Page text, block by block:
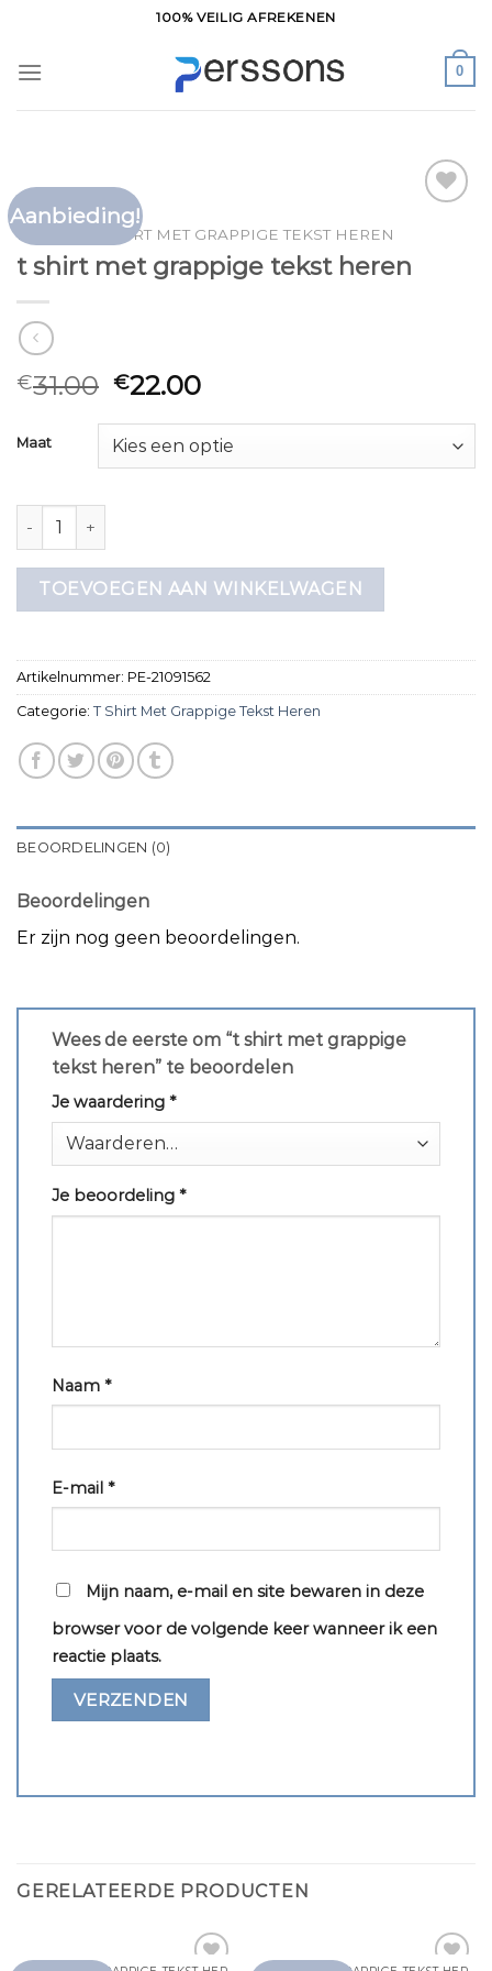
inhoud
100% VEILIG AFREKENEN
0
Aanbieding!
verlanglijst
HOME T SHIRT MET GRAPPIGE TEKST HEREN
t shirt met grappige tekst heren
€31.00 €22.00
Maat
t shirt met grappige tekst heren aantal
TOEVOEGEN AAN WINKELWAGEN
Artikelnummer: PE-21091562
Categorie: T Shirt Met Grappige Tekst Heren
BEOORDELINGEN (0)
Beoordelingen
Er zijn nog geen beoordelingen.
Wees de eerste om “t shirt met grappige
tekst heren” te beoordelen
Je waardering *
Je beoordeling *
Naam *
E-mail *
Mijn naam, e-mail en site bewaren in deze
browser voor de volgende keer wanneer ik een
reactie plaats.
GERELATEERDE PRODUCTEN